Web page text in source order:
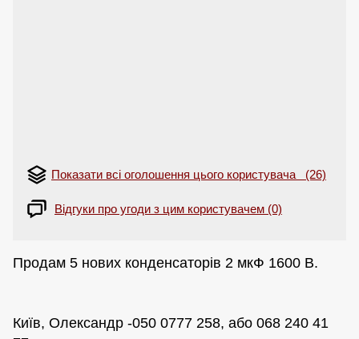
Показати всі оголошення цього користувача (26)
Відгуки про угоди з цим користувачем (0)
Продам 5 нових конденсаторів 2 мкФ 1600 В.
Київ, Олександр -050 0777 258, або 068 240 41